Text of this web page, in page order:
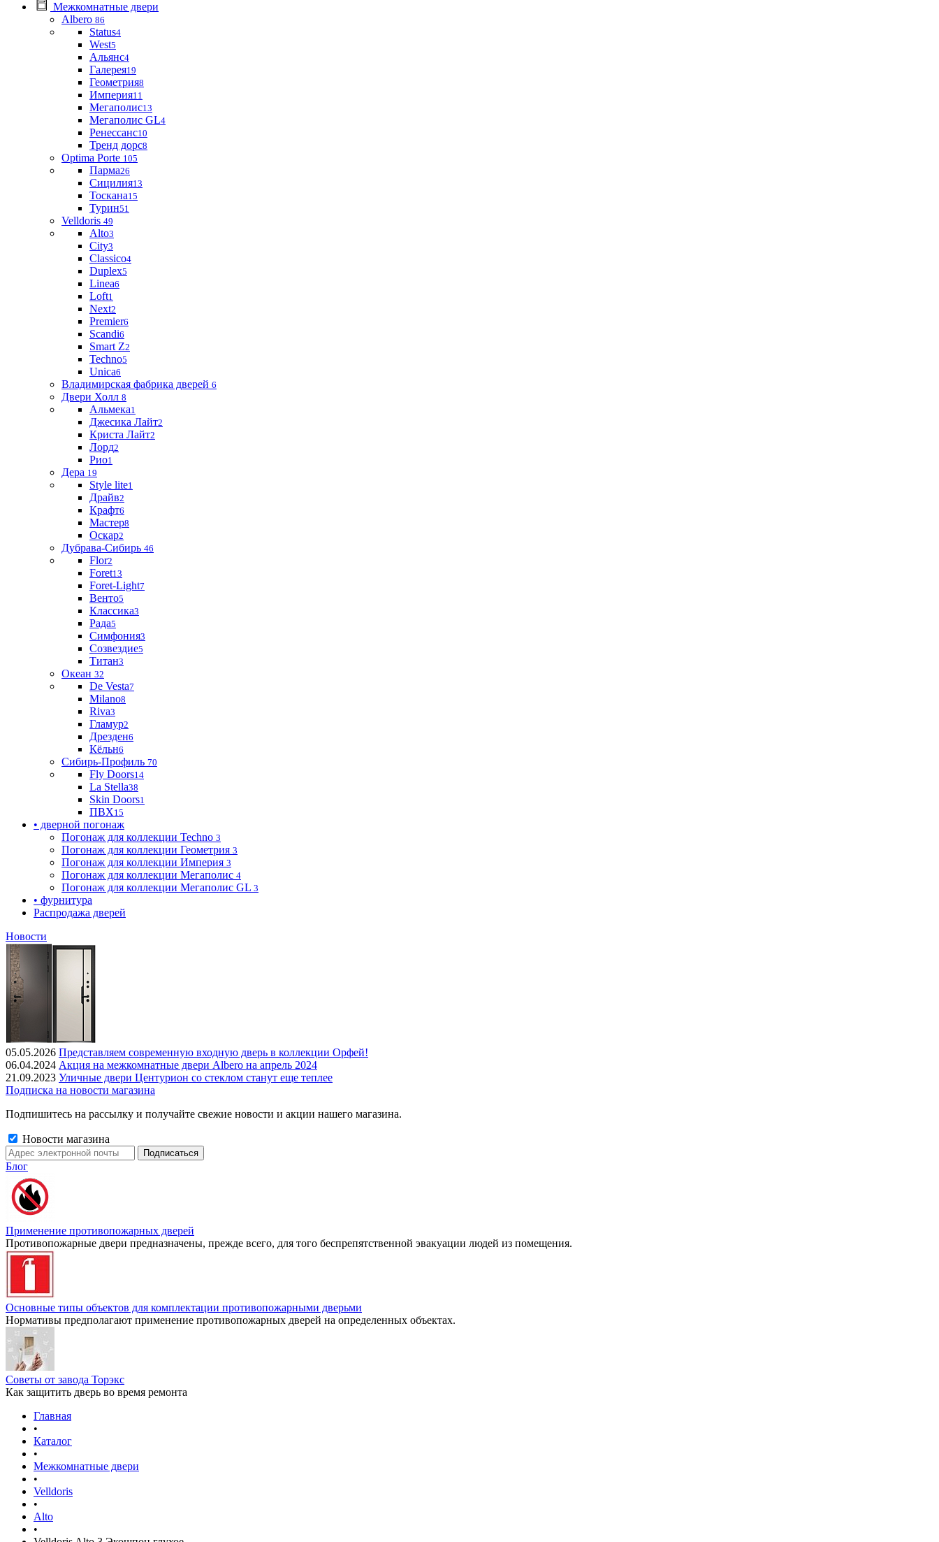
Межкомнатные двери
Albero 86
Status4
West5
Альянс4
Галерея19
Геометрия8
Империя11
Мегаполис13
Мегаполис GL4
Ренессанс10
Тренд дорс8
Optima Porte 105
Парма26
Сицилия13
Тоскана15
Турин51
Velldoris 49
Alto3
City3
Classico4
Duplex5
Linea6
Loft1
Next2
Premier6
Scandi6
Smart Z2
Techno5
Unica6
Владимирская фабрика дверей 6
Двери Холл 8
Альмека1
Джесика Лайт2
Криста Лайт2
Лорд2
Рио1
Дера 19
Style lite1
Драйв2
Крафт6
Мастер8
Оскар2
Дубрава-Сибирь 46
Flor2
Foret13
Foret-Light7
Венто5
Классика3
Рада5
Симфония3
Созвездие5
Титан3
Океан 32
De Vesta7
Milano8
Riva3
Гламур2
Дрезден6
Кёльн6
Сибирь-Профиль 70
Fly Doors14
La Stella38
Skin Doors1
ПВХ15
• дверной погонаж
Погонаж для коллекции Techno 3
Погонаж для коллекции Геометрия 3
Погонаж для коллекции Империя 3
Погонаж для коллекции Мегаполис 4
Погонаж для коллекции Мегаполис GL 3
• фурнитура
Распродажа дверей
Новости
05.05.2026 Представляем современную входную дверь в коллекции Орфей!
06.04.2024 Акция на межкомнатные двери Albero на апрель 2024
21.09.2023 Уличные двери Центурион со стеклом станут еще теплее
Подписка на новости магазина
Подпишитесь на рассылку и получайте свежие новости и акции нашего магазина.
Новости магазина
Блог
Применение противопожарных дверей
Противопожарные двери предназначены, прежде всего, для того беспрепятственной эвакуации людей из помещения.
Основные типы объектов для комплектации противопожарными дверьми
Нормативы предполагают применение противопожарных дверей на определенных объектах.
Советы от завода Торэкс
Как защитить дверь во время ремонта
Главная
•
Каталог
•
Межкомнатные двери
•
Velldoris
•
Alto
•